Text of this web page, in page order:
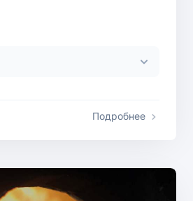
Подробнее